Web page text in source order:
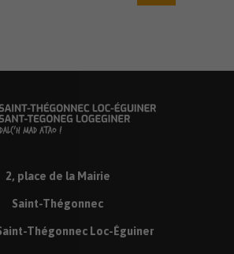
2, place de la Mairie
Saint-Thégonnec
Thégonnec Loc-Éguiner